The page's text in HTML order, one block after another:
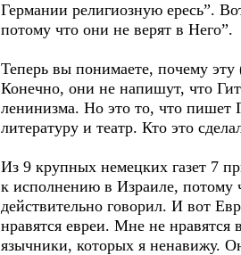
Германии религиозную ересь”.
потому что они не верят в Него”.
Теперь вы понимаете, почему
Конечно, они не напишут, что
ленинизма. Но это то, что пишет
литературу и театр. Кто это
Из 9 крупных немецких газет 7
к исполнению в Израиле, потому
действительно говорил. И вот
нравятся евреи. Мне не
язычники, которых я ненавижу.